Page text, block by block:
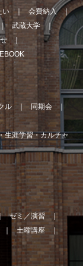
い
会費納入
武蔵大学
ル
同期会
生涯学習・カルチャ
ゼミ／演習
土曜講座